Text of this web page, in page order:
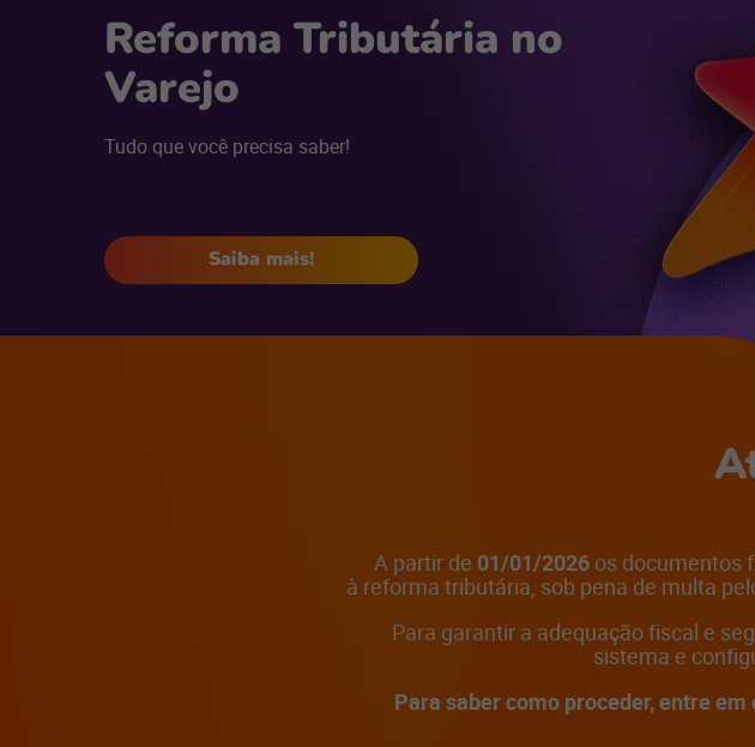
Reforma Tributária no
Varejo
Tudo que você precisa saber!
Saiba mais!
A partir de 01/01/2026os documentos
à reforma tributária, sob pena de multa
Para garantir a adequação fiscal e
sistema e
Para saber como proceder, entre